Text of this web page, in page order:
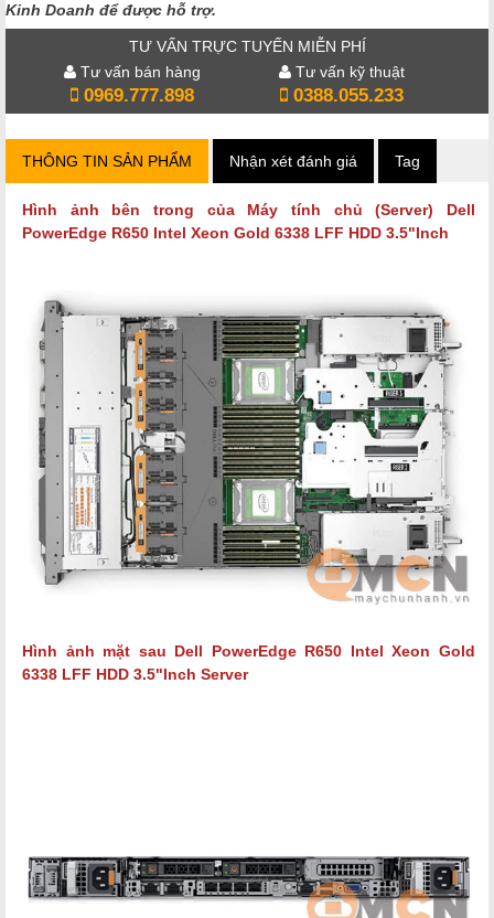
Kinh Doanh để được hỗ trợ.
TƯ VẤN TRỰC TUYẾN MIỄN PHÍ
Tư vấn bán hàng
0969.777.898
Tư vấn kỹ thuật
0388.055.233
THÔNG TIN SẢN PHẨM Nhận xét đánh giá Tag
Hình ảnh bên trong của Máy tính chủ (Server) Dell
PowerEdge R650 Intel Xeon Gold 6338 LFF HDD 3.5"Inch
Hình ảnh mặt sau Dell PowerEdge R650 Intel Xeon Gold
6338 LFF HDD 3.5"Inch Server